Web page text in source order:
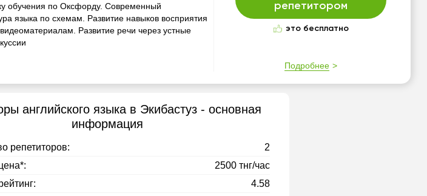
обучения по Оксфорду. Современный
языка по схемам. Развитие навыков восприятия
Развитие речи через устные
репетитором
это бесплатно
Подробнее
английского языка в Экибастуз - основная
информация
репетиторов:
2
2500 тнг/час
4.58